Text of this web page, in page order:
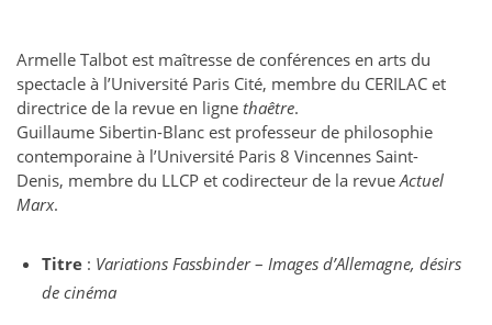
Armelle Talbot est maîtresse de conférences en arts du
spectacle à l’Université Paris Cité, membre du CERILAC et
directrice de la revue en ligne thaêtre.
Guillaume Sibertin-Blanc est professeur de philosophie
contemporaine à l’Université Paris 8 Vincennes Saint-
Denis, membre du LLCP et codirecteur de la revueActuel
Marx.
Titre : Variations Fassbinder–Images d’Allemagne, désirs
de cinéma